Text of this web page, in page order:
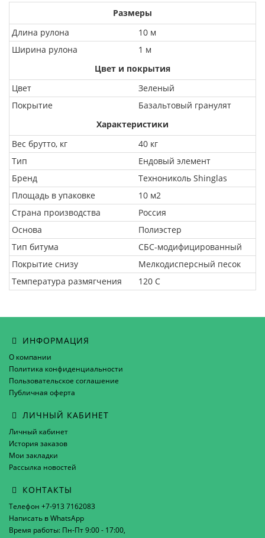
Размеры
Длина рулона
10 м
Ширина рулона
1 м
Цвет и покрытия
Цвет
Зеленый
Покрытие
Базальтовый гранулят
Характеристики
Вес брутто, кг
40 кг
Тип
Ендовый элемент
Бренд
Технониколь Shinglas
Площадь в упаковке
10 м2
Страна производства
Россия
Основа
Полиэстер
Тип битума
СБС-модифицированный
Покрытие снизу
Мелкодисперсный песок
Температура размягчения
120 C
ИНФОРМАЦИЯ
О компании
Политика конфиденциальности
Пользовательское соглашение
Публичная оферта
ЛИЧНЫЙ КАБИНЕТ
Личный кабинет
История заказов
Мои закладки
Рассылка новостей
КОНТАКТЫ
Телефон +7-913 7162083
Написать в WhatsApp
Время работы: Пн-Пт 9:00 - 17:00,